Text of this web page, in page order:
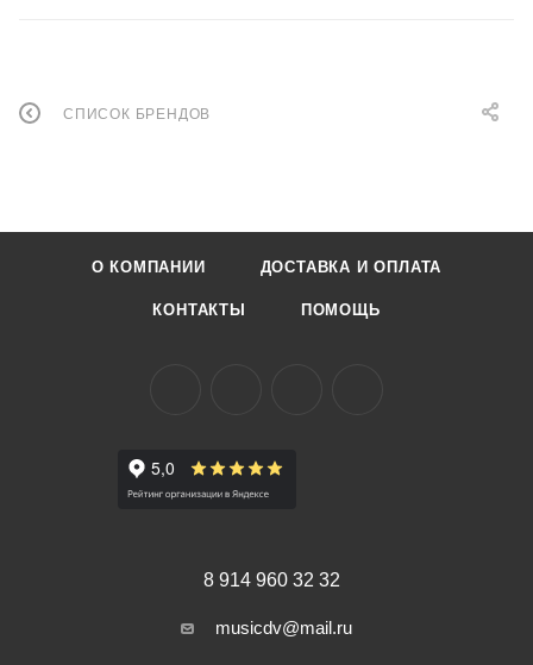
СПИСОК БРЕНДОВ
О КОМПАНИИ ДОСТАВКА И ОПЛАТА
КОНТАКТЫ ПОМОЩЬ
8 914 960 32 32
musicdv@mail.ru